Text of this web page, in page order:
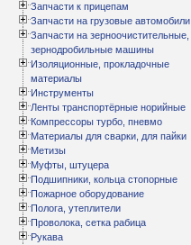
Запчасти к прицепам
Запчасти на грузовые автомобили
Запчасти на зерноочистительные,
зернодробильные машины
Изоляционные, прокладочные
материалы
Инструменты
Ленты транспортёрные норийные
Компрессоры турбо, пневмо
Материалы для сварки, для пайки
Метизы
Муфты, штуцера
Подшипники, кольца стопорные
Пожарное оборудование
Полога, утеплители
Проволока, сетка рабица
Рукава